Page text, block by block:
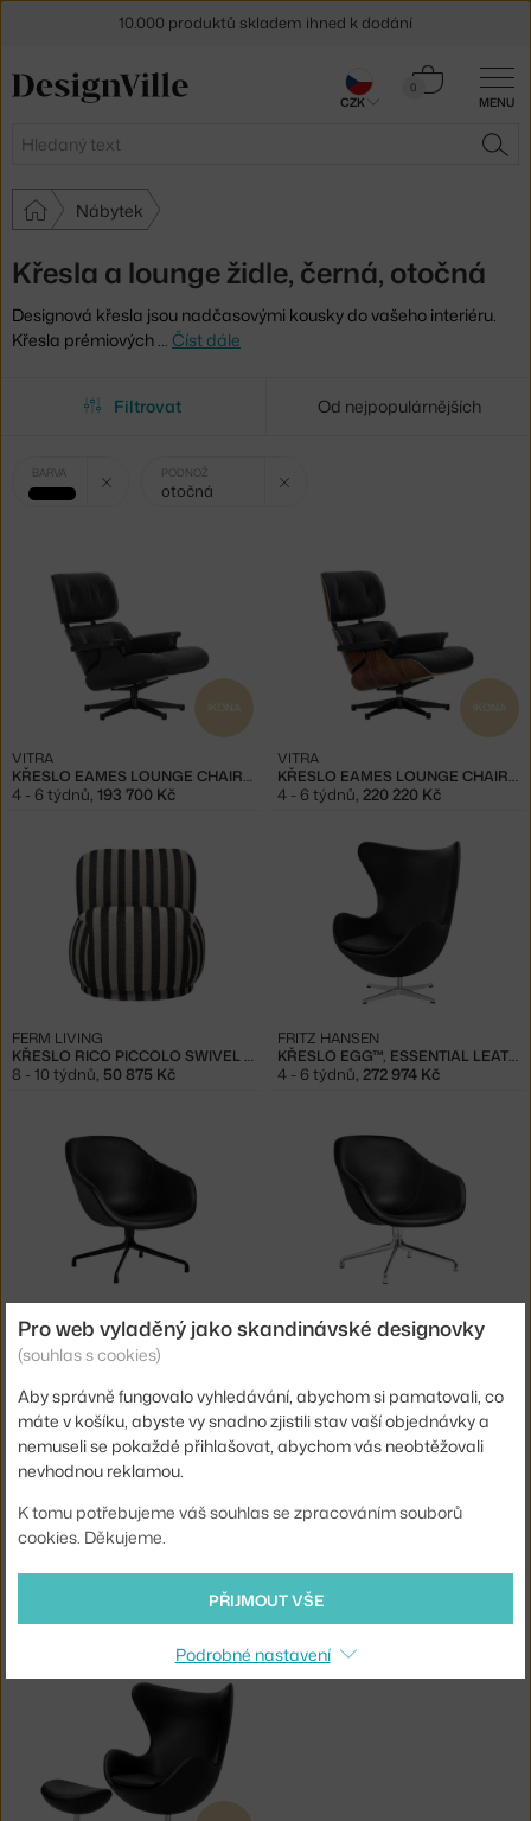
MENU
Hledat
0
Košík
Nábytek
Křesla a lounge židle, černá, otočná
Designová křesla jsou nadčasovými kousky do vašeho interiéru.
Křesla prémiových … Číst dále
Filtrovat Od nejpopulárnějších
Vybrané
filtry:
BARVA
černá
Zrušit filtr
PODNOŽ
otočná
IKONA
KŘESLO EAMES LOUNGE CHAIR CHESTNUT BLACK, NERO
VITRA
4 - 6 týdnů 193 700 Kč
IKONA
KŘESLO EAMES LOUNGE CHAIR PALISANDER, NERO
VITRA
4 - 6 týdnů 220 220 Kč
KŘESLO RICO PICCOLO SWIVEL LOUISIANA, SAND/BLACK
FERM LIVING
8 - 10 týdnů, 50 875 Kč
KŘESLO EGG™, ESSENTIAL LEATHER
FRITZ HANSEN
4 - 6 týdnů, 272 974 Kč
AAL 81 BLACK COATED, SIERRA SI1001
HAY
6 - 8 týdnů,44 475 Kč
HAY
NORMANN COPENHAGEN
10.000 produktů skladem ihned k dodání
Sleva 5 % pro odběratele
CZK
Pro web vyladěný jako skandinávské designovky
(souhlas s cookies)
Aby správně fungovalo vyhledávání, abychom si pamatovali, co
máte v košíku, abyste vy snadno zjistili stav vaší objednávky a
nemuseli se pokaždé přihlašovat, abychom vás neobtěžovali
nevhodnou reklamou.
K tomu potřebujeme váš souhlas se zpracováním souborů
cookies. Děkujeme.
PŘIJMOUT VŠE
Podrobné nastavení